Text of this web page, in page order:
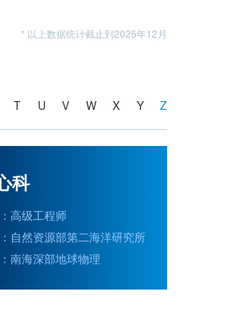
* 以上数据统计截止到2025年12月
T U V W X Y Z
科
高级工程师
自然资源部第二海洋研究所
南海深部地球物理